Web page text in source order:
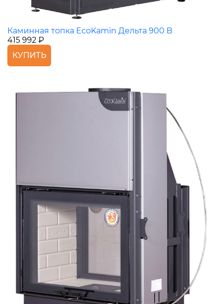
Каминная топка EcoKamin Дельта 900 B
415 992 ₽
КУПИТЬ